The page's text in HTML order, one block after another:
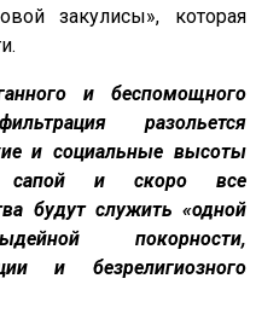
закулисы», которая
и беспомощного
разольется
и социальные высоты
сапой и скоро все
будут служить «одной
покорности,
и безрелигиозного